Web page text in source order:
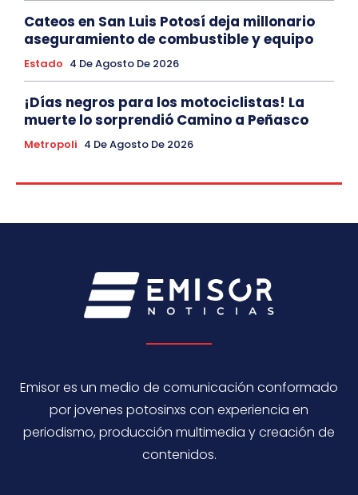
Cateos en San Luis Potosí deja millonario
aseguramiento de combustible y equipo
Estado 4 De Agosto De 2026
¡Días negros para los motociclistas! La
muerte lo sorprendió Camino a Peñasco
Metropoli 4 De Agosto De 2026
Emisor es un medio de comunicación conformado
por jovenes potosinxs con experiencia en
periodismo, producción multimedia y creación de
contenidos.